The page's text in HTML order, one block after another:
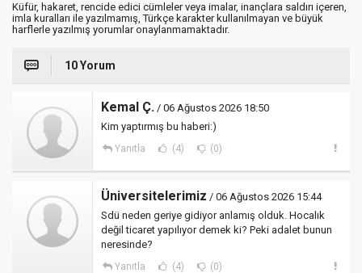
Küfür, hakaret, rencide edici cümleler veya imalar, inançlara saldırı içeren,
imla kuralları ile yazılmamış, Türkçe karakter kullanılmayan ve büyük
harflerle yazılmış yorumlar onaylanmamaktadır.
10 Yorum
Kemal Ç. / 06 Ağustos 2026 18:50
Kim yaptırmış bu haberi:)
Yanıtla (4) (0)
Üniversitelerimiz / 06 Ağustos 2026 15:44
Sdü neden geriye gidiyor anlamış olduk. Hocalık
değil ticaret yapılıyor demek ki? Peki adalet bunun
neresinde?
Yanıtla (4) (0)